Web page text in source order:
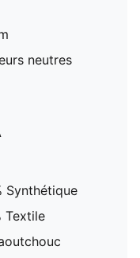
neutres
Synthétique
Textile